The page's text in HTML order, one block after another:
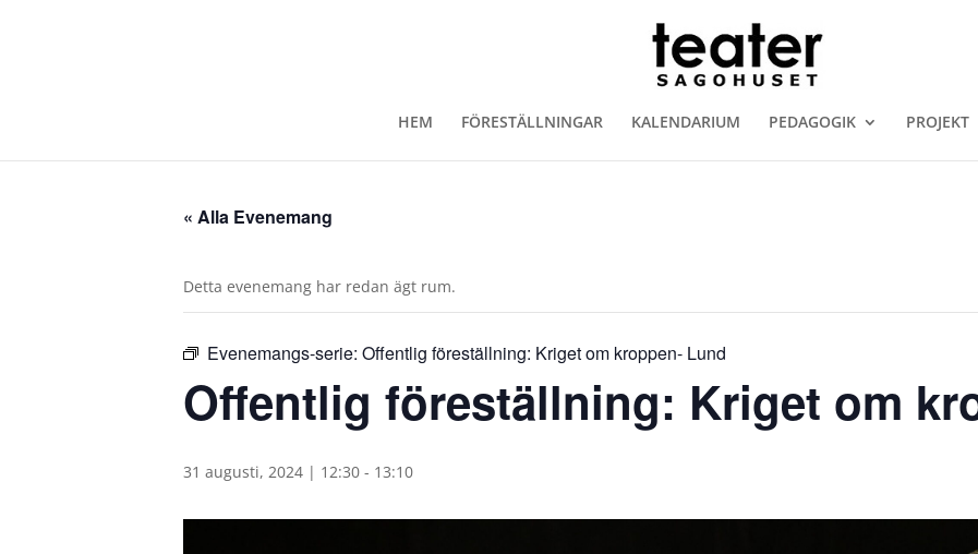
HEM FÖRESTÄLLNINGAR KALENDARIUM PEDAGOGIK PROJEKT
« Alla Evenemang
Detta evenemang har redan ägt rum.
Evenemangs-serie: Offentlig föreställning: Kriget om kroppen- Lund
Offentlig föreställning: Kriget om
31 augusti, 2024 | 12:30 - 13:10